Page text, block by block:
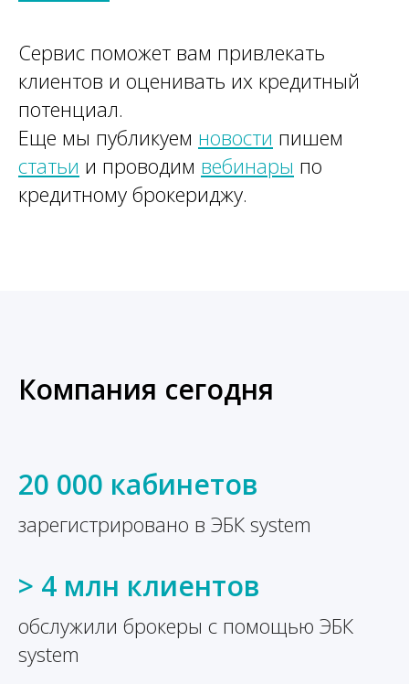
Сервис поможет вам привлекать
клиентов и оценивать их кредитный
потенциал.
Еще мы публикуем новости пишем
статьи и проводим вебинары по
кредитному брокериджу.
Компания сегодня
20 000 кабинетов
зарегистрировано в ЭБК system
> 4 млн клиентов
обслужили брокеры с помощью ЭБК
system